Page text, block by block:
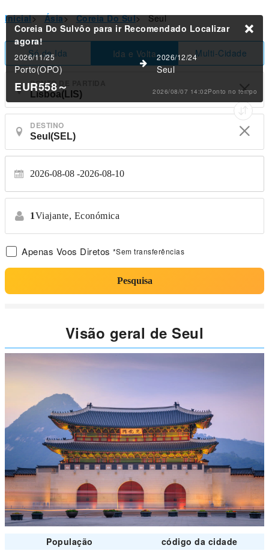
Inicial> Ásia> Coreia Do Sul> Seul
Só de Ida Ida e Volta Multi-Cidade
PONTO DE PARTIDA
DESTINO
2026-08-08 2026-08-10
1Viajante, Económica
Apenas Voos Diretos *Sem transferências
Pesquisa
Coreia Do Sulvôo para ir Recomendado Localizar
agora!
2026/11/25
Porto(OPO)
2026/12/24
Seul
EUR558～ 2026/08/07 14:02Ponto no tempo
Visão geral de Seul
População
código da cidade